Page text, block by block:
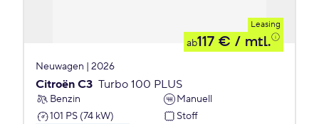
Leasing
ab117 € / mtl.
Neuwagen | 2026
Citroën C3 Turbo 100 PLUS
Benzin
Manuell
101 PS (74 kW)
Stoff